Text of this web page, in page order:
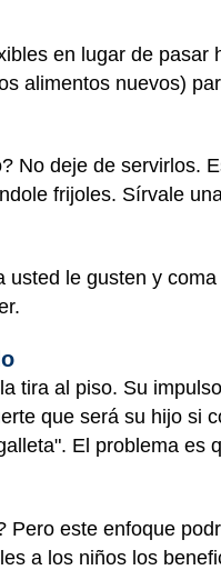
en lugar de pasar
alimentos nuevos)
No deje de servirlos.
frijoles. Sírvale
le gusten y
tira al piso. Su
que será su hijo si
El problema es
este enfoque
a los niños los